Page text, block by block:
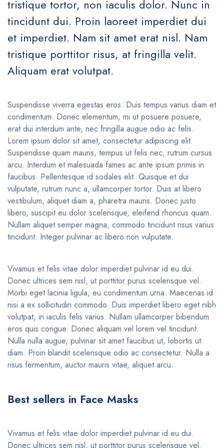
tristique tortor, non iaculis dolor. Nunc in
tincidunt dui. Proin laoreet imperdiet dui
et imperdiet. Nam sit amet erat nisl. Nam
tristique porttitor risus, at fringilla velit.
Aliquam erat volutpat.
Suspendisse viverra egestas eros. Duis tempus varius diam et
condimentum. Donec elementum, mi ut posuere posuere,
erat dui interdum ante, nec fringilla augue odio ac felis.
Lorem ipsum dolor sit amet, consectetur adipiscing elit.
Suspendisse quam mauris, tempus ut felis nec, rutrum cursus
arcu. Interdum et malesuada fames ac ante ipsum primis in
faucibus. Pellentesque id sodales elit. Quisque et dui
vulputate, rutrum nunc a, ullamcorper tortor. Duis at libero
vestibulum, aliquet diam a, pharetra mauris. Donec justo
libero, suscipit eu dolor scelerisque, eleifend rhoncus quam.
Nullam aliquet semper magna, commodo tincidunt risus varius
tincidunt. Integer pulvinar ac libero non vulputate.
Vivamus et felis vitae dolor imperdiet pulvinar id eu dui.
Donec ultrices sem nisl, ut porttitor purus scelerisque vel.
Morbi eget lacinia ligula, eu condimentum urna. Maecenas id
nisi a ex sollicitudin commodo. Duis imperdiet libero eget nibh
volutpat, in iaculis felis varius. Nullam ullamcorper bibendum
eros quis congue. Donec aliquam vel lorem vel tincidunt.
Nulla nulla augue, pulvinar sit amet faucibus ut, lobortis ut
diam. Proin blandit scelerisque odio ac consectetur. Nulla a
risus fermentum, auctor mauris vitae, aliquet arcu.
Best sellers in Face Masks
Vivamus et felis vitae dolor imperdiet pulvinar id eu dui.
Donec ultrices sem nisl, ut porttitor purus scelerisque vel.